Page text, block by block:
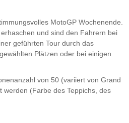
MotoGP Wochenende.
und sind den Fahrern bei
geführten Tour durch das
Plätzen oder bei einigen
von 50 (variiert von Grand
werden (Farbe des Teppichs, des